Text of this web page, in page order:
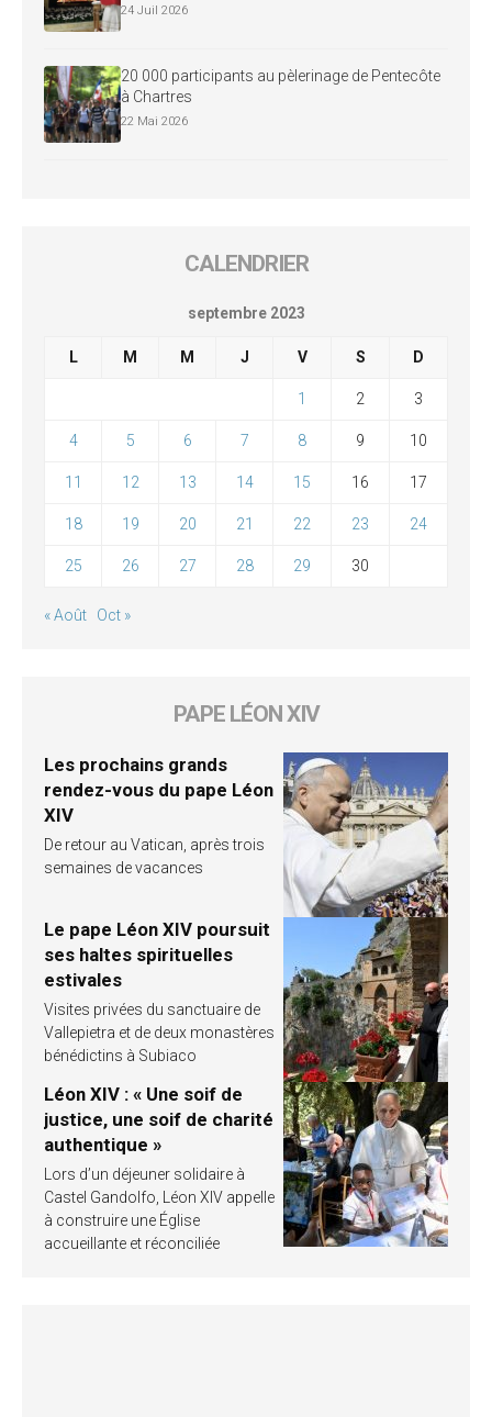
24 Juil 2026
20 000 participants au pèlerinage de Pentecôte
à Chartres
22 Mai 2026
CALENDRIER
septembre 2023
L M M J V S D
1 2 3
4 5 6 7 8 9 10
11 12 13 14 15 16 17
18 19 20 21 22 23 24
25 26 27 28 29 30
« Août Oct »
PAPE LÉON XIV
Les prochains grands
rendez-vous du pape Léon
XIV
De retour au Vatican, après trois
semaines de vacances
Le pape Léon XIV poursuit
ses haltes spirituelles
estivales
Visites privées du sanctuaire de
Vallepietra et de deux monastères
bénédictins à Subiaco
Léon XIV : « Une soif de
justice, une soif de charité
authentique »
Lors d’un déjeuner solidaire à
Castel Gandolfo, Léon XIV appelle
à construire une Église
accueillante et réconciliée